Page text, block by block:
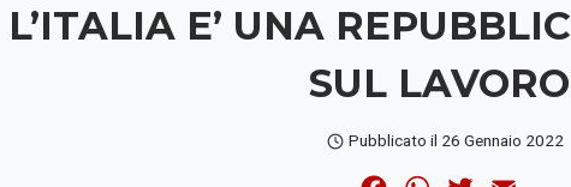
L’ITALIA E’ UNA
SUL LAVORO
Pubblicato il 26 Gennaio 2022